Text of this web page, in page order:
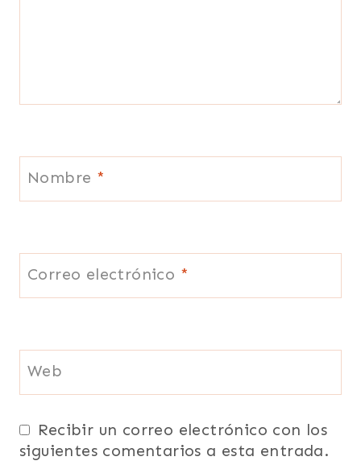
Nombre *
Correo electrónico *
Web
Recibir un correo electrónico con los
siguientes comentarios a esta entrada.